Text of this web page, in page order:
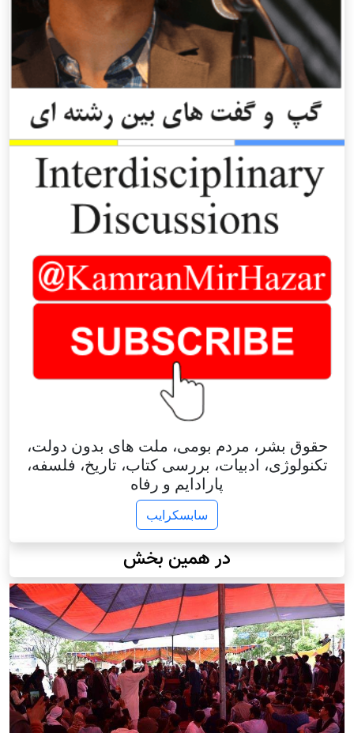
حقوق بشر، مردم بومی، ملت های بدون دولت،
تکنولوژی، ادبیات، بررسی کتاب، تاریخ، فلسفه،
پارادایم و رفاه
سابسکرایب
در همین بخش